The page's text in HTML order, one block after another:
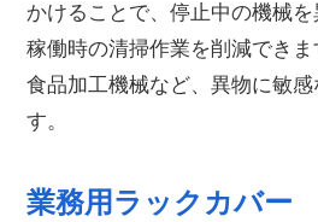
かけることで、停止中の機械
稼働時の清掃作業を削減でき
食品加工機械など、異物に敏
す。
業務用ラックカバー